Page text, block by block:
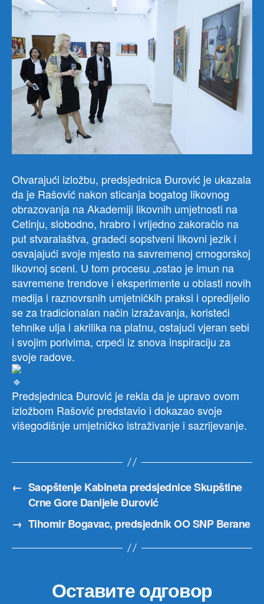
Otvarajući izložbu, predsjednica Đurović je ukazala
da je Rašović nakon sticanja bogatog likovnog
obrazovanja na Akademiji likovnih umjetnosti na
Cetinju, slobodno, hrabro i vrijedno zakoračio na
put stvaralaštva, gradeći sopstveni likovni jezik i
osvajajući svoje mjesto na savremenoj crnogorskoj
likovnoj sceni. U tom procesu „ostao je imun na
savremene trendove i eksperimente u oblasti novih
medija i raznovrsnih umjetničkih praksi i opredijelio
se za tradicionalan način izražavanja, koristeći
tehnike ulja i akrilika na platnu, ostajući vjeran sebi
i svojim porivima, crpeći iz snova inspiraciju za
svoje radove.
Predsjednica Đurović je rekla da je upravo ovom
izložbom Rašović predstavio i dokazao svoje
višegodišnje umjetničko istraživanje i sazrijevanje.
← Saopštenje Kabineta predsjednice Skupštine
Crne Gore Danijele Đurović
→ Tihomir Bogavac, predsjednik OO SNP Berane
Оставите одговор